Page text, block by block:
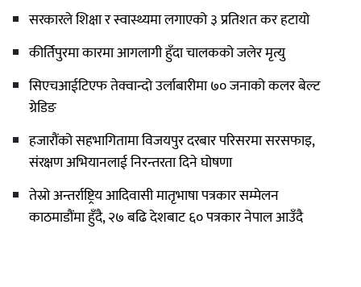
सरकारले शिक्षा र स्वास्थ्यमा लगाएको ३ प्रतिशत कर हटायो
कीर्तिपुरमा कारमा आगलागी हुँदा चालकको जलेर मृत्यु
सिएचआईटिएफ तेक्वान्दो उर्लाबारीमा ७० जनाको कलर बेल्ट
ग्रेडिङ
हजारौंको सहभागितामा विजयपुर दरबार परिसरमा सरसफाइ,
संरक्षण अभियानलाई निरन्तरता दिने घोषणा
तेस्रो अन्तर्राष्ट्रिय आदिवासी मातृभाषा पत्रकार सम्मेलन
काठमाडौंमा हुँदै, २७ बढि देशबाट ६० पत्रकार नेपाल आउँदै